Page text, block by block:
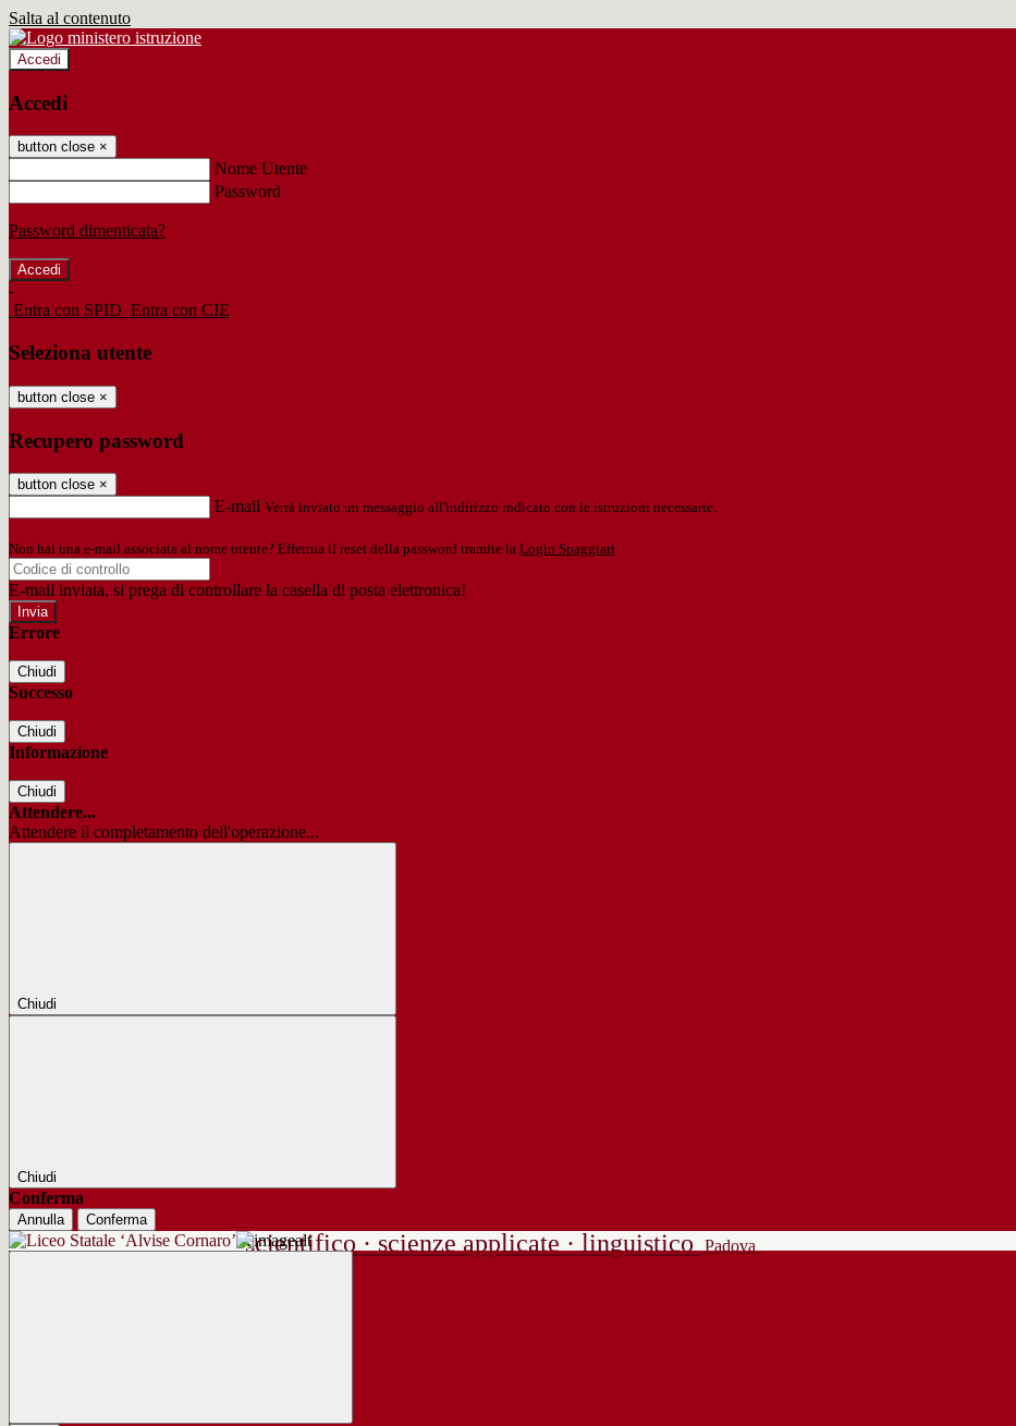
Salta al contenuto
Accedi
Accedi
button close ×
Nome Utente
Password
Password dimenticata?
-
Entra con SPID Entra con CIE
Seleziona utente
button close ×
Recupero password
button close ×
E-mail Verrà inviato un messaggio all'indirizzo indicato con le istruzioni necessarie.
Non hai una e-mail associata al nome utente? Effettua il reset della password tramite la Login Spaggiari
E-mail inviata, si prega di controllare la casella di posta elettronica!
Errore
Chiudi
Successo
Chiudi
Informazione
Chiudi
Attendere...
Attendere il completamento dell'operazione...
Chiudi
Chiudi
Conferma
Annulla Conferma
scientifico · scienze applicate · linguistico Padova